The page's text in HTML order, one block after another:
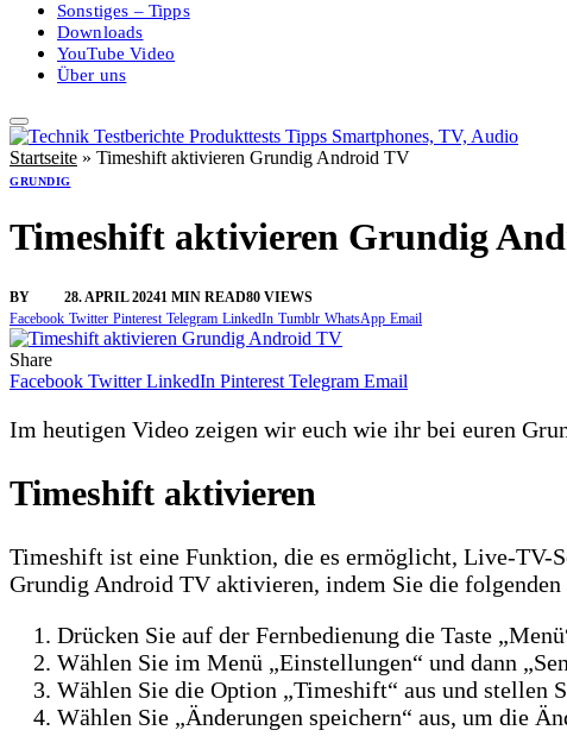
Sonstiges – Tipps
Downloads
YouTube Video
Über uns
Startseite » Timeshift aktivieren Grundig Android TV
GRUNDIG
Timeshift aktivieren Grundig
BY 28. APRIL 20241 MIN READ80 VIEWS
Facebook Twitter Pinterest Telegram LinkedIn Tumblr WhatsApp Email
Share
Facebook Twitter LinkedIn Pinterest Telegram Email
Im heutigen Video zeigen wir euch wie ihr bei euren
Timeshift aktivieren
Timeshift ist eine Funktion, die es ermöglicht, Live-TV-
Grundig Android TV aktivieren, indem Sie die folgenden
Drücken Sie auf der Fernbedienung die Taste
Wählen Sie im Menü „Einstellungen“ und dann
Wählen Sie die Option „Timeshift“ aus und stellen
Wählen Sie „Änderungen speichern“ aus, um die